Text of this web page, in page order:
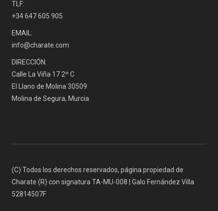
TLF:
+34 647 605 905
EMAIL:
info@charate.com
DIRECCIÓN:
Calle La Viña 17 2º C
El Llano de Molina 30509
Molina de Segura, Murcia
(C) Todos los derechos reservados, página propiedad de
Charate (R) con signatura TA-MU-008 | Galo Fernández Villa
52814507F